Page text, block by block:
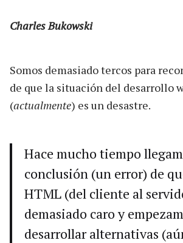
Charles Bukowski
Somos demasiado tercos para
de que la situación del desarrollo
(actualmente) es un desastre.
Hace mucho tiempo
conclusión (un error) de
HTML (del cliente al
demasiado caro y
desarrollar alternativas